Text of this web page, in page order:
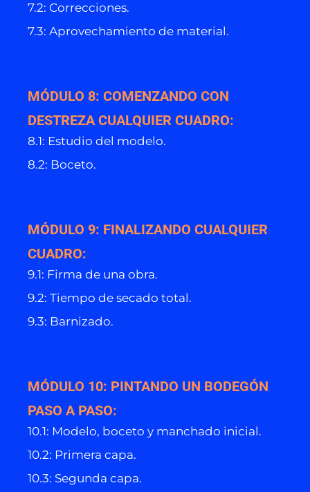
7.2: Correcciones.
7.3: Aprovechamiento de material.
MÓDULO 8: COMENZANDO CON
DESTREZA CUALQUIER CUADRO:
8.1: Estudio del modelo.
8.2: Boceto.
MÓDULO 9: FINALIZANDO CUALQUIER
CUADRO:
9.1: Firma de una obra.
9.2: Tiempo de secado total.
9.3: Barnizado.
MÓDULO 10: PINTANDO UN BODEGÓN
PASO A PASO:
10.1: Modelo, boceto y manchado inicial.
10.2: Primera capa.
10.3: Segunda capa.